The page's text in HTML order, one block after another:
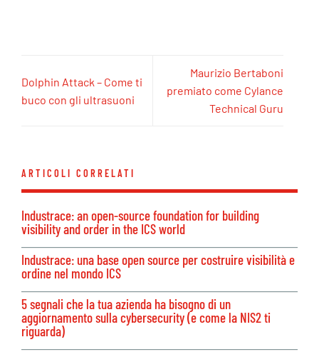
Dolphin Attack – Come ti
buco con gli ultrasuoni
Maurizio Bertaboni
premiato come Cylance
Technical Guru
ARTICOLI CORRELATI
Industrace: an open-source foundation for building
visibility and order in the ICS world
Industrace: una base open source per costruire visibilità e
ordine nel mondo ICS
5 segnali che la tua azienda ha bisogno di un
aggiornamento sulla cybersecurity (e come la NIS2 ti
riguarda)